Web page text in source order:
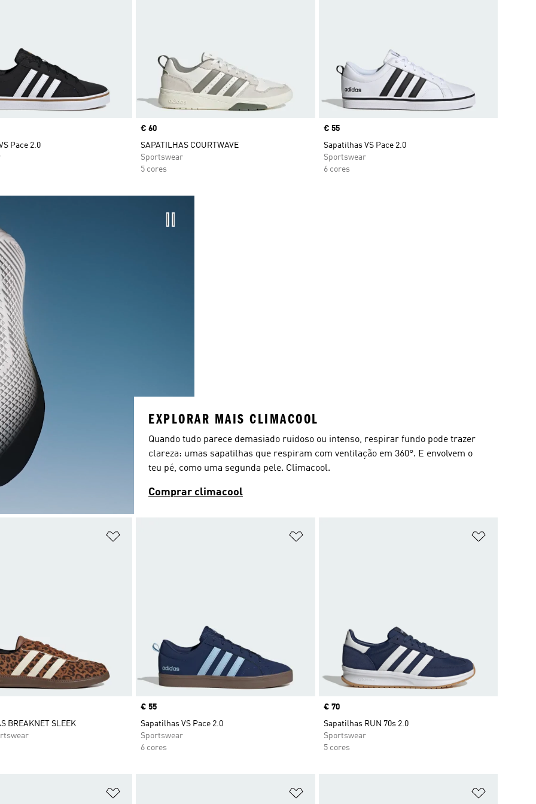
Pace 2.0
Price
€ 60
SAPATILHAS COURTWAVE
Sportswear
5 cores
Price
€ 55
Sapatilhas VS Pace 2.0
Sportswear
6 cores
BREAKNET SLEEK
Price
€ 55
Sapatilhas VS Pace 2.0
Sportswear
6 cores
Price
€ 70
Sapatilhas RUN 70s 2.0
Sportswear
5 cores
EXPLORAR MAIS CLIMACOOL
Quando tudo parece demasiado ruidoso ou intenso, respirar fundo pode trazer
clareza: umas sapatilhas que respiram com ventilação em 360°. E envolvem o
teu pé, como uma segunda pele. Climacool.
Comprar climacool